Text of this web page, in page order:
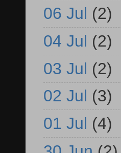
06 Jul (2)
04 Jul (2)
03 Jul (2)
02 Jul (3)
01 Jul (4)